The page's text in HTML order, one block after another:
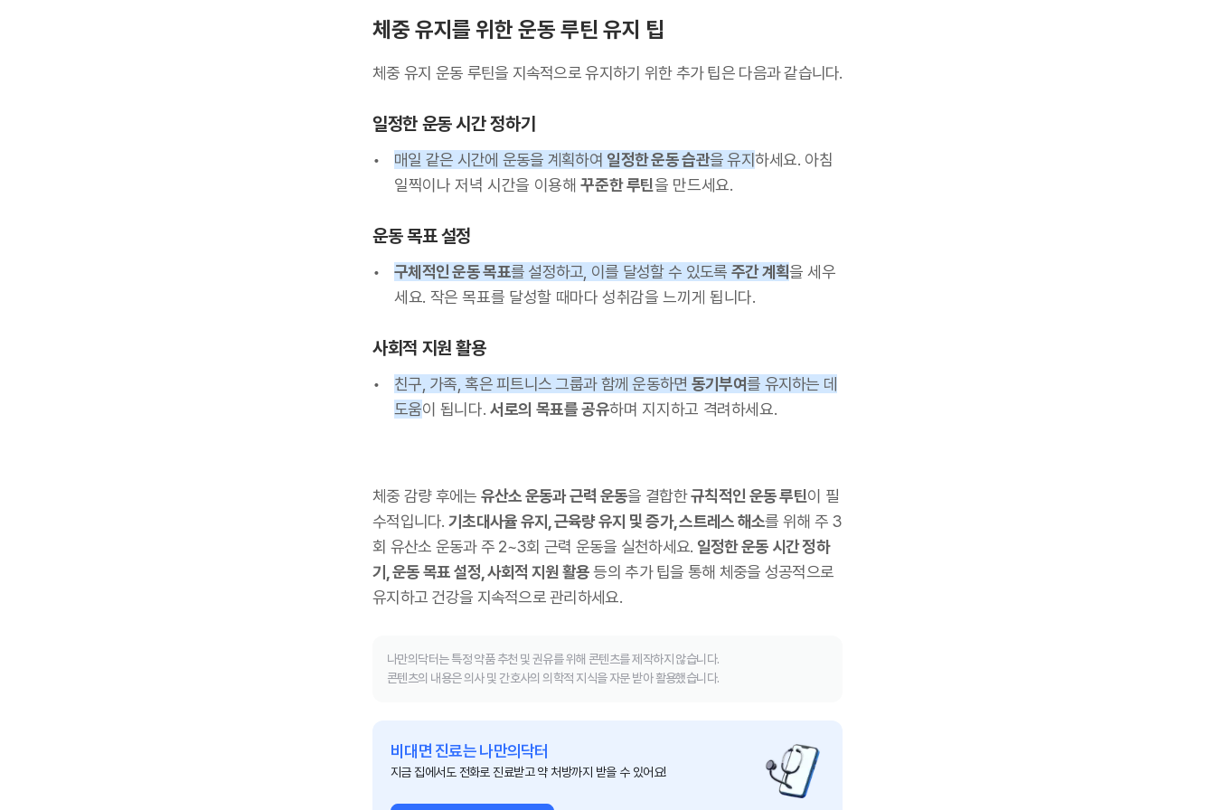
체중 유지를 위한 운동 루틴 유지 팁
체중 유지 운동 루틴을 지속적으로 유지하기 위한 추가 팁은 다음과 같습니다.
일정한 운동 시간 정하기
매일 같은 시간에 운동을 계획하여 일정한 운동 습관을 유지하세요. 아침
일찍이나 저녁 시간을 이용해꾸준한 루틴을 만드세요.
운동 목표 설정
구체적인 운동 목표를 설정하고, 이를 달성할 수 있도록 주간 계획을 세우
세요. 작은 목표를 달성할 때마다 성취감을 느끼게 됩니다.
사회적 지원 활용
친구, 가족, 혹은 피트니스 그룹과 함께 운동하면 동기부여를 유지하는 데
도움이 됩니다.서로의 목표를 공유하며 지지하고 격려하세요.
체중 감량 후에는 유산소 운동과 근력 운동을 결합한규칙적인 운동 루틴이 필
수적입니다. 기초대사율 유지, 근육량 유지 및 증가, 스트레스 해소를 위해 주 3
회 유산소 운동과 주 2~3회 근력 운동을 실천하세요. 일정한 운동 시간 정하
기, 운동 목표 설정, 사회적 지원 활용등의 추가 팁을 통해 체중을 성공적으로
유지하고 건강을 지속적으로 관리하세요.
나만의닥터는 특정 약품 추천 및 권유를 위해 콘텐츠를 제작하지 않습니다.
콘텐츠의 내용은 의사 및 간호사의 의학적 지식을 자문 받아 활용했습니다.
비대면 진료는 나만의닥터
지금 집에서도 전화로 진료받고 약 처방까지 받을 수 있어요!